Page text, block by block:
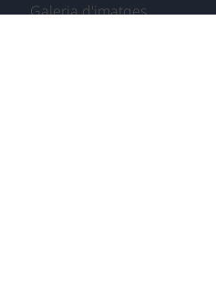
Galeria d'imatges